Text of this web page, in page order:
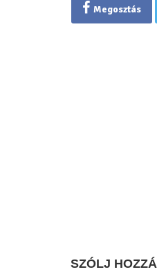
Megosztás
SZÓLJ HOZZÁ